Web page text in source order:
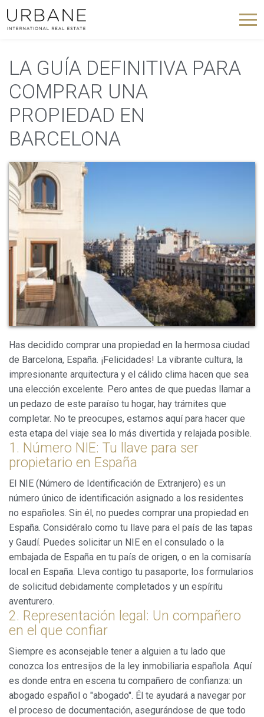
LA GUÍA DEFINITIVA PARA
COMPRAR UNA
PROPIEDAD EN
BARCELONA
Has decidido comprar una propiedad en la hermosa ciudad
de Barcelona, España. ¡Felicidades! La vibrante cultura, la
impresionante arquitectura y el cálido clima hacen que sea
una elección excelente. Pero antes de que puedas llamar a
un pedazo de este paraíso tu hogar, hay trámites que
completar. No te preocupes, estamos aquí para hacer que
esta etapa del viaje sea lo más divertida y relajada posible.
1. Número NIE: Tu llave para ser
propietario en España
El NIE (Número de Identificación de Extranjero) es un
número único de identificación asignado a los residentes
no españoles. Sin él, no puedes comprar una propiedad en
España. Considéralo como tu llave para el país de las tapas
y Gaudí. Puedes solicitar un NIE en el consulado o la
embajada de España en tu país de origen, o en la comisaría
local en España. Lleva contigo tu pasaporte, los formularios
de solicitud debidamente completados y un espíritu
aventurero.
2. Representación legal: Un compañero
en el que confiar
Siempre es aconsejable tener a alguien a tu lado que
conozca los entresijos de la ley inmobiliaria española. Aquí
es donde entra en escena tu compañero de confianza: un
abogado español o "abogado". Él te ayudará a navegar por
el proceso de documentación, asegurándose de que todo
Modificar cookies
Técnicas y funcionales
Siempre activas
Este sitio web utiliza Cookies propias para recopilar
información con la finalidad de mejorar nuestros servicios.
Si continua navegando, supone la aceptación de la
instalación de las mismas. El usuario tiene la posibilidad
impedir que sean instaladas en su disco duro, aunque
deberá tener en cuenta que dicha acción podrá ocasionar
dificultades de navegación de la página web.
Analíticas y personalización
Permiten realizar el seguimiento y análisis del
comportamiento de los usuarios de este sitio web. La
información recogida mediante este tipo de cookies se
elaboración de perfiles de navegación de los usuarios con
el fin de introducir mejoras en función del análisis de los
datos de uso que hacen los usuarios del servicio. Permiten
guardar la información de preferencia del usuario para
mejorar la calidad de nuestros servicios y para ofrecer una
mejor experiencia a través de productos recomendados.